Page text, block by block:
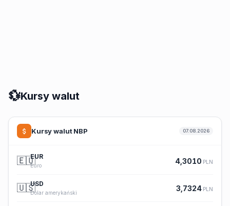
💱Kursy walut
Kursy walut NBP 07.08.2026
🇪🇺EUR
Euro
4,3010 PLN
🇺🇸USD
Dolar amerykański
3,7324 PLN